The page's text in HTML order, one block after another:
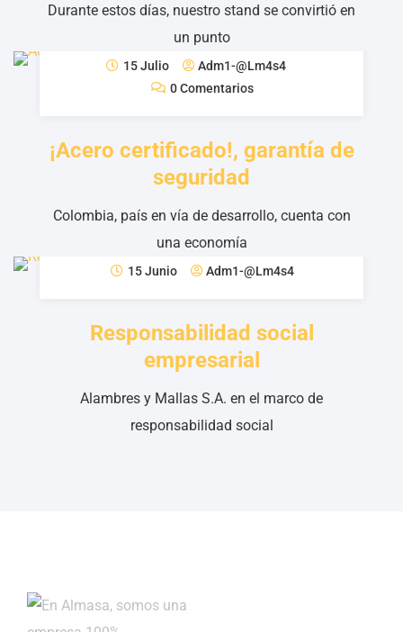
Durante estos días, nuestro stand se convirtió en
un punto
15 Julio
Adm1-@lm4s4
0 Comentarios
¡Acero certificado!, garantía de
seguridad
Colombia, país en vía de desarrollo, cuenta con
una economía
15 Junio Adm1-@lm4s4
Responsabilidad social
empresarial
Alambres y Mallas S.A. en el marco de
responsabilidad social